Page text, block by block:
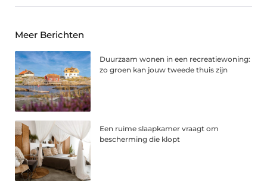
Meer Berichten
Duurzaam wonen in een recreatiewoning:
zo groen kan jouw tweede thuis zijn
Een ruime slaapkamer vraagt om
bescherming die klopt